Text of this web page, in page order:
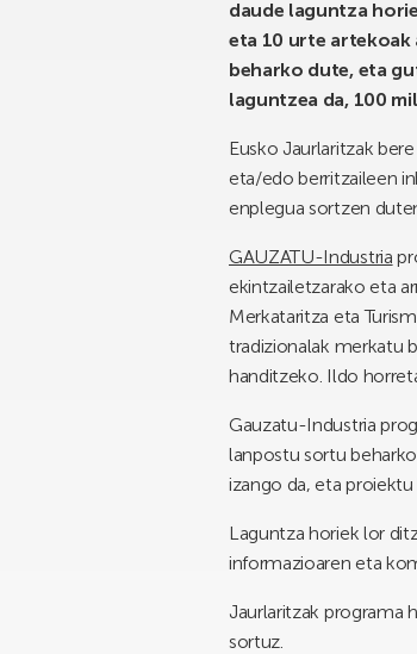
daude laguntza
eta 10 urte
beharko dute, eta
laguntzea da, 100
Eusko Jaurlaritzak
eta/edo berritzaileen
enplegua sortzen
GAUZATU-Industria
ekintzailetzarako eta
Merkataritza eta
tradizionalak merkatu
handitzeko. Ildo
Gauzatu-Industria
lanpostu sortu
izango da, eta
Laguntza horiek lor
informazioaren eta
Jaurlaritzak programa
sortuz.